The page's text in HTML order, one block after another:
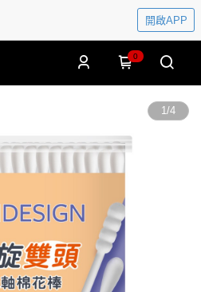
開啟APP
0
1/4